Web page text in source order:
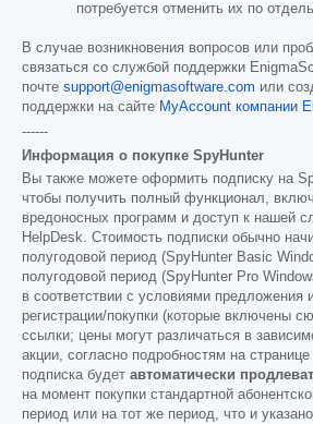
потребуется отменить их по
В случае возникновения вопросов или
связаться со службой поддержки
почте support@enigmasoftware.com или
поддержки на сайте MyAccount компании
------
Информация о покупке SpyHunter
Вы также можете оформить подписку на
чтобы получить полный функционал,
вредоносных программ и доступ к нашей
HelpDesk. Стоимость подписки обычно
полугодовой период (SpyHunter Basic
полугодовой период (SpyHunter Pro
в соответствии с условиями предложения
регистрации/покупки (которые включены
ссылки; цены могут различаться в
акции, согласно подробностям на
подписка будет автоматически
на момент покупки стандартной
период или на тот же период, что и